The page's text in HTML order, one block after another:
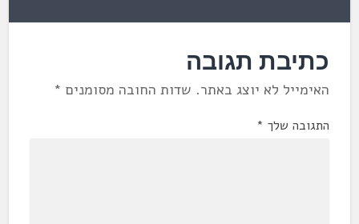
כתיבת תגובה
האימייל לא יוצג באתר. שדות החובה מסומנים *
התגובה שלך *